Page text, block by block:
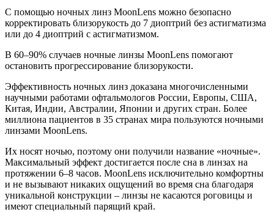
С помощью ночных линз MoonLens можно безопасно
корректировать близорукость до 7 диоптрий без астигматизма
или до 4 диоптрий с астигматизмом.
В 60–90% случаев ночные линзы MoonLens помогают
остановить прогрессирование близорукости.
Эффективность ночных линз доказана многочисленными
научными работами офтальмологов России, Европы, США,
Китая, Индии, Австралии, Японии и других стран. Более
миллиона пациентов в 35 странах мира пользуются ночными
линзами MoonLens.
Их носят ночью, поэтому они получили название «ночные».
Максимальный эффект достигается после сна в линзах на
протяжении 6–8 часов. MoonLens исключительно комфортны
и не вызывают никаких ощущений во время сна благодаря
уникальной конструкции – линзы не касаются роговицы и
имеют специальный парящий край.